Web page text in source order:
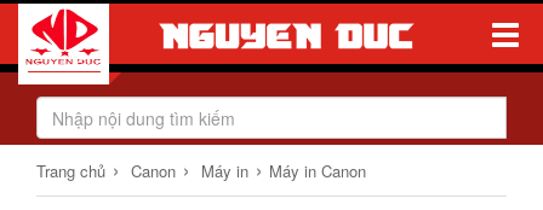
Toggle
Trang chủ › Canon › Máy in › Máy in Canon